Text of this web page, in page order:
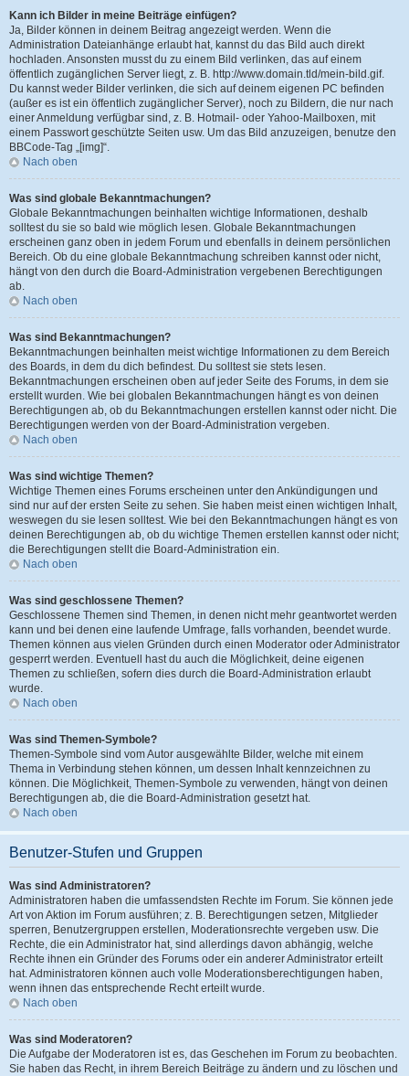
Kann ich Bilder in meine Beiträge einfügen?
Ja, Bilder können in deinem Beitrag angezeigt werden. Wenn die
Administration Dateianhänge erlaubt hat, kannst du das Bild auch direkt
hochladen. Ansonsten musst du zu einem Bild verlinken, das auf einem
öffentlich zugänglichen Server liegt, z. B. http://www.domain.tld/mein-bild.gif.
Du kannst weder Bilder verlinken, die sich auf deinem eigenen PC befinden
(außer es ist ein öffentlich zugänglicher Server), noch zu Bildern, die nur nach
einer Anmeldung verfügbar sind, z. B. Hotmail- oder Yahoo-Mailboxen, mit
einem Passwort geschützte Seiten usw. Um das Bild anzuzeigen, benutze den
BBCode-Tag „[img]“.
Nach oben
Was sind globale Bekanntmachungen?
Globale Bekanntmachungen beinhalten wichtige Informationen, deshalb
solltest du sie so bald wie möglich lesen. Globale Bekanntmachungen
erscheinen ganz oben in jedem Forum und ebenfalls in deinem persönlichen
Bereich. Ob du eine globale Bekanntmachung schreiben kannst oder nicht,
hängt von den durch die Board-Administration vergebenen Berechtigungen
ab.
Nach oben
Was sind Bekanntmachungen?
Bekanntmachungen beinhalten meist wichtige Informationen zu dem Bereich
des Boards, in dem du dich befindest. Du solltest sie stets lesen.
Bekanntmachungen erscheinen oben auf jeder Seite des Forums, in dem sie
erstellt wurden. Wie bei globalen Bekanntmachungen hängt es von deinen
Berechtigungen ab, ob du Bekanntmachungen erstellen kannst oder nicht. Die
Berechtigungen werden von der Board-Administration vergeben.
Nach oben
Was sind wichtige Themen?
Wichtige Themen eines Forums erscheinen unter den Ankündigungen und
sind nur auf der ersten Seite zu sehen. Sie haben meist einen wichtigen Inhalt,
weswegen du sie lesen solltest. Wie bei den Bekanntmachungen hängt es von
deinen Berechtigungen ab, ob du wichtige Themen erstellen kannst oder nicht;
die Berechtigungen stellt die Board-Administration ein.
Nach oben
Was sind geschlossene Themen?
Geschlossene Themen sind Themen, in denen nicht mehr geantwortet werden
kann und bei denen eine laufende Umfrage, falls vorhanden, beendet wurde.
Themen können aus vielen Gründen durch einen Moderator oder Administrator
gesperrt werden. Eventuell hast du auch die Möglichkeit, deine eigenen
Themen zu schließen, sofern dies durch die Board-Administration erlaubt
wurde.
Nach oben
Was sind Themen-Symbole?
Themen-Symbole sind vom Autor ausgewählte Bilder, welche mit einem
Thema in Verbindung stehen können, um dessen Inhalt kennzeichnen zu
können. Die Möglichkeit, Themen-Symbole zu verwenden, hängt von deinen
Berechtigungen ab, die die Board-Administration gesetzt hat.
Nach oben
Benutzer-Stufen und Gruppen
Was sind Administratoren?
Administratoren haben die umfassendsten Rechte im Forum. Sie können jede
Art von Aktion im Forum ausführen; z. B. Berechtigungen setzen, Mitglieder
sperren, Benutzergruppen erstellen, Moderationsrechte vergeben usw. Die
Rechte, die ein Administrator hat, sind allerdings davon abhängig, welche
Rechte ihnen ein Gründer des Forums oder ein anderer Administrator erteilt
hat. Administratoren können auch volle Moderationsberechtigungen haben,
wenn ihnen das entsprechende Recht erteilt wurde.
Nach oben
Was sind Moderatoren?
Die Aufgabe der Moderatoren ist es, das Geschehen im Forum zu beobachten.
Sie haben das Recht, in ihrem Bereich Beiträge zu ändern und zu löschen und